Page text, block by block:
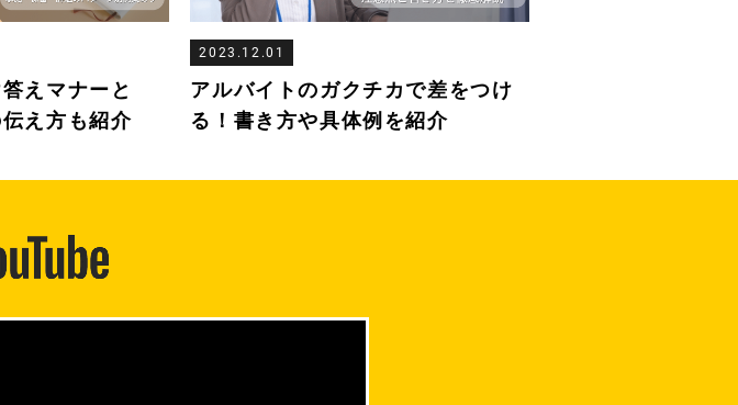
えマナーと
え方も紹介
2023.12.01
アルバイトのガクチカで差をつけ
る！書き方や具体例を紹介